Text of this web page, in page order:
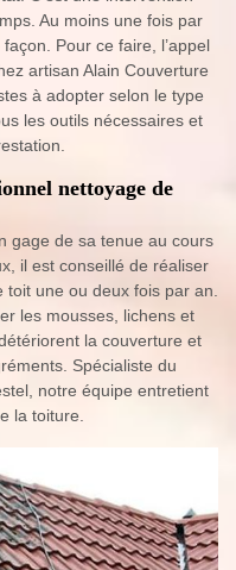
Au moins une fois par
Pour ce faire, l’appel
artisan Alain Couverture
à adopter selon le type
les outils nécessaires et
nettoyage de
gage de sa tenue au cours
il est conseillé de réaliser
une ou deux fois par an.
les mousses, lichens et
la couverture et
Spécialiste du
notre équipe entretient
la toiture.